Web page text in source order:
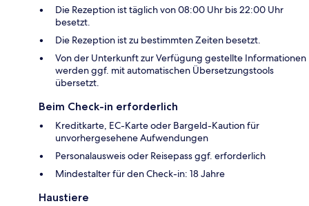
Die Rezeption ist täglich von 08:00 Uhr bis 22:00 Uhr
besetzt.
Die Rezeption ist zu bestimmten Zeiten besetzt.
Von der Unterkunft zur Verfügung gestellte Informationen
werden ggf. mit automatischen Übersetzungstools
übersetzt.
Beim Check-in erforderlich
Kreditkarte, EC-Karte oder Bargeld-Kaution für
unvorhergesehene Aufwendungen
Personalausweis oder Reisepass ggf. erforderlich
Mindestalter für den Check-in: 18 Jahre
Haustiere